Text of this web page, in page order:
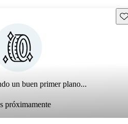
un buen primer plano...
próximamente